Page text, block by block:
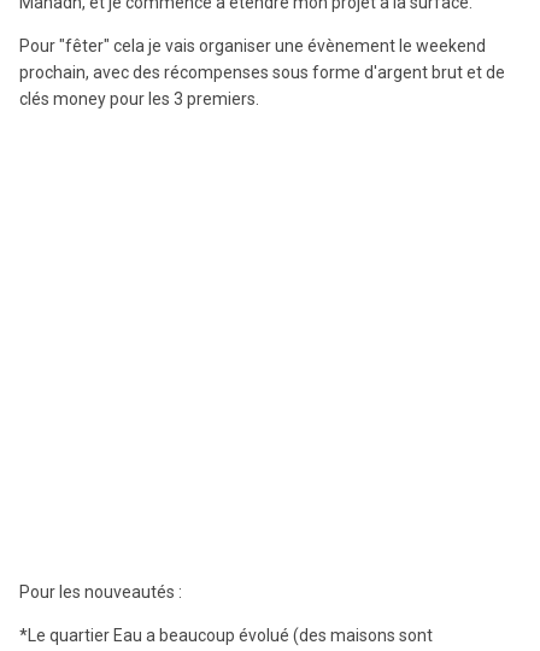
Pour "fêter" cela je vais organiser une évènement le weekend
prochain, avec des récompenses sous forme d'argent brut et de
clés money pour les 3 premiers.
Pour les nouveautés :
*Le quartier Eau a beaucoup évolué (des maisons sont